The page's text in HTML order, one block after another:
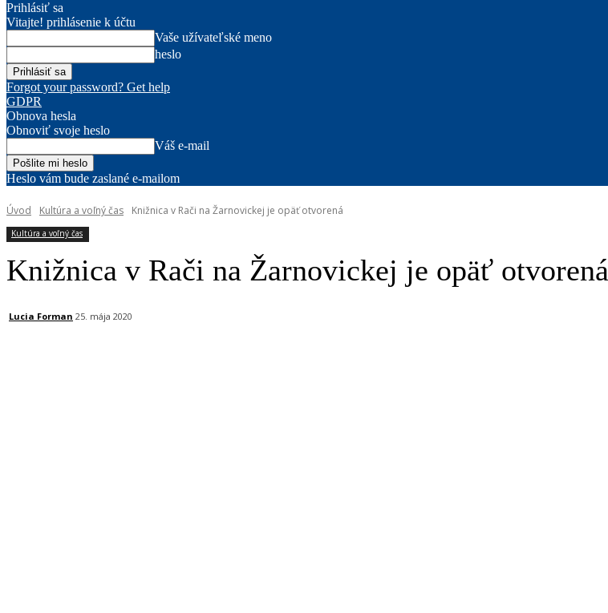
Prihlásiť sa
Vitajte! prihlásenie k účtu
Vaše užívateľské meno
heslo
Forgot your password? Get help
GDPR
Obnova hesla
Obnoviť svoje heslo
Váš e-mail
Heslo vám bude zaslané e-mailom
Úvod Kultúra a voľný čas Knižnica v Rači na Žarnovickej je opäť otvorená
Kultúra a voľný čas
Knižnica v Rači na Žarnovickej je opäť otvorená
Lucia Forman 25. mája 2020